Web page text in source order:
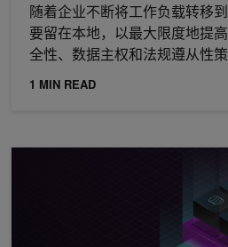
随着企业不断将工作负载转移
要留在本地，以最大限度地提
全性、数据主权和法规遵从性策
1 MIN READ